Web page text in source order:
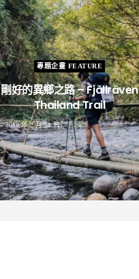
專題企畫 FEATURE
剛好的異鄉之路 – Fjällräven
Thailand Trail
2019 年 2 月 12 日